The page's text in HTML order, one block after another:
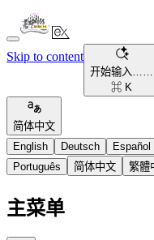
Skip to content
开始输入……
⌘ K
简体中文
English
Deutsch Español
Português
简体中文 繁體
主菜单